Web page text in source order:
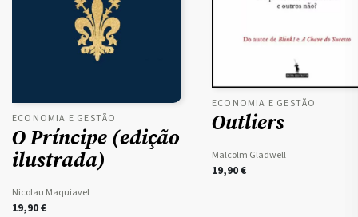
ECONOMIA E GESTÃO
O Príncipe (edição
ilustrada)
Nicolau Maquiavel
19,90€
ECONOMIA E GESTÃO
Outliers
Malcolm Gladwell
19,90€